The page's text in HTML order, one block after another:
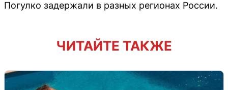
Погулко задержали в разных регионах России.
ЧИТАЙТЕ ТАКЖЕ